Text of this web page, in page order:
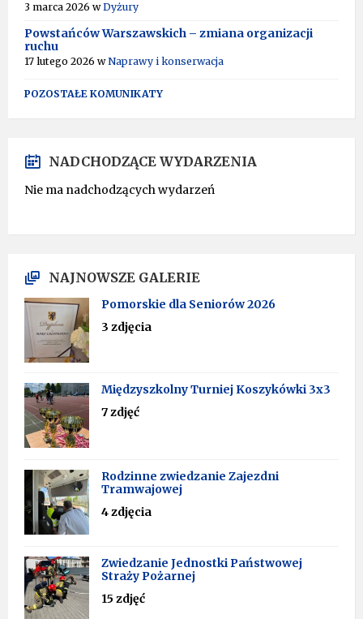
3 marca 2026 wDyżury
Powstańców Warszawskich – zmiana organizacji
ruchu
17 lutego 2026 wNaprawy i konserwacja
POZOSTAŁE KOMUNIKATY
NADCHODZĄCE WYDARZENIA
Nie ma nadchodzących wydarzeń
NAJNOWSZE GALERIE
Pomorskie dla Seniorów 2026
3 zdjęcia
Międzyszkolny Turniej Koszykówki 3x3
7 zdjęć
Rodzinne zwiedzanie Zajezdni
Tramwajowej
4 zdjęcia
Zwiedzanie Jednostki Państwowej
Straży Pożarnej
15 zdjęć